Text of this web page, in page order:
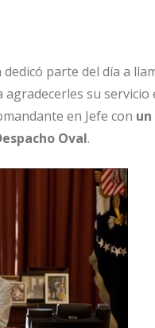
dedicó parte del día a
su servicio
en Jefe con
Oval.